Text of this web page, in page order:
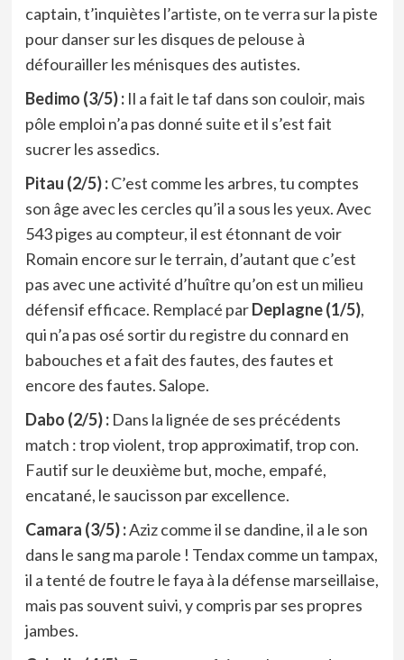
captain, t’inquiètes l’artiste, on te verra sur la piste
pour danser sur les disques de pelouse à
défourailler les ménisques des autistes.
Bedimo (3/5) :Il a fait le taf dans son couloir, mais
pôle emploi n’a pas donné suite et il s’est fait
sucrer les assedics.
Pitau (2/5) :C’est comme les arbres, tu comptes
son âge avec les cercles qu’il a sous les yeux. Avec
543 piges au compteur, il est étonnant de voir
Romain encore sur le terrain, d’autant que c’est
pas avec une activité d’huître qu’on est un milieu
défensif efficace. Remplacé parDeplagne (1/5),
qui n’a pas osé sortir du registre du connard en
babouches et a fait des fautes, des fautes et
encore des fautes. Salope.
Dabo (2/5) :Dans la lignée de ses précédents
match : trop violent, trop approximatif, trop con.
Fautif sur le deuxième but, moche, empafé,
encatané, le saucisson par excellence.
Camara (3/5) :Aziz comme il se dandine, il a le son
dans le sang ma parole ! Tendax comme un tampax,
il a tenté de foutre le faya à la défense marseillaise,
mais pas souvent suivi, y compris par ses propres
jambes.